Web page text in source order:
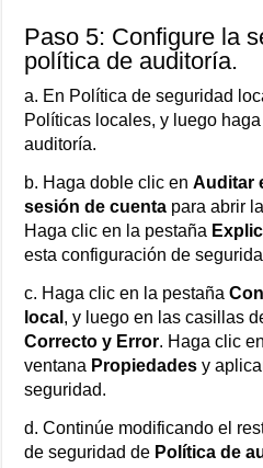
Paso 5: Configure la
política de auditoría.
a. En Política de seguridad
Políticas locales, y luego
auditoría.
b. Haga doble clic enAuditar
sesión de cuenta para abrir
Haga clic en la pestaña
esta configuración de
c. Haga clic en la pestaña
local , y luego en las casillas
Correcto y Error. Haga clic
ventana Propiedades y
seguridad.
d. Continúe modificando el
de seguridad de Política de